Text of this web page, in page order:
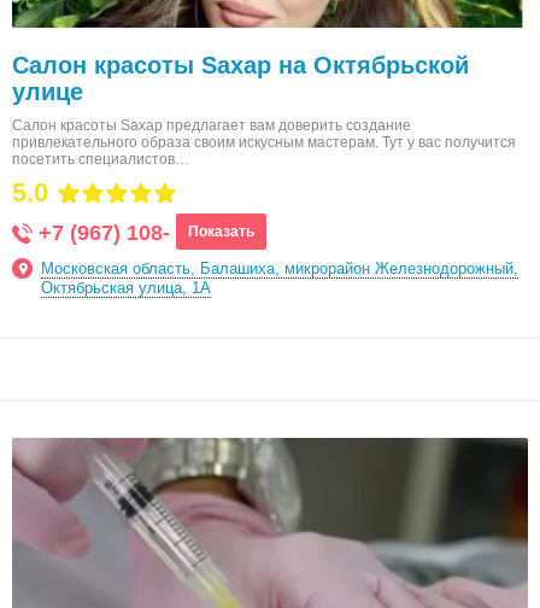
Салон красоты Sахар на Октябрьской
улице
Салон красоты Sахар предлагает вам доверить создание
привлекательного образа своим искусным мастерам. Тут у вас получится
посетить специалистов…
5.0
+7 (967) 108- Показать
Московская область, Балашиха, микрорайон Железнодорожный,
Октябрьская улица, 1А